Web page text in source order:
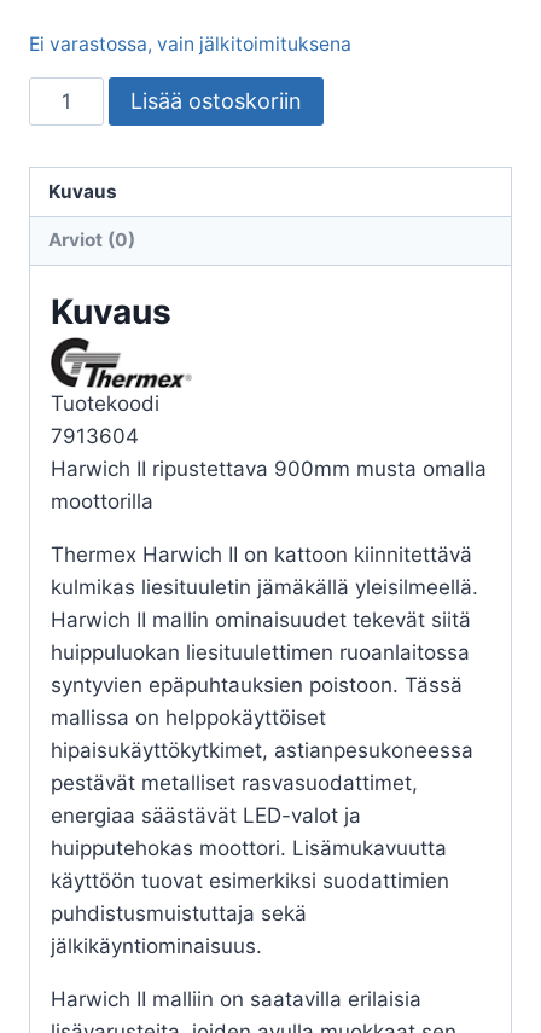
Ei varastossa, vain jälkitoimituksena
LIESITUULETIN
THERMEX
90
SIS.
MOOT.
määrä
Lisää ostoskoriin
Kuvaus
Arviot (0)
Kuvaus
Tuotekoodi
7913604
Harwich II ripustettava 900mm musta omalla
moottorilla
Thermex Harwich II on kattoon kiinnitettävä
kulmikas liesituuletin jämäkällä yleisilmeellä.
Harwich II mallin ominaisuudet tekevät siitä
huippuluokan liesituulettimen ruoanlaitossa
syntyvien epäpuhtauksien poistoon. Tässä
mallissa on helppokäyttöiset
hipaisukäyttökytkimet, astianpesukoneessa
pestävät metalliset rasvasuodattimet,
energiaa säästävät LED-valot ja
huipputehokas moottori. Lisämukavuutta
käyttöön tuovat esimerkiksi suodattimien
puhdistusmuistuttaja sekä
jälkikäyntiominaisuus.
Harwich II malliin on saatavilla erilaisia